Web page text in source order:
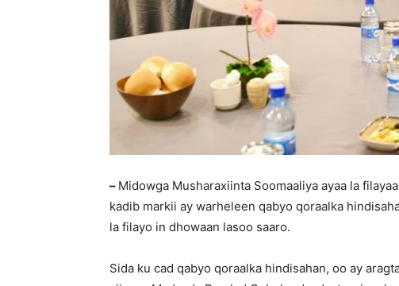
– Midowga Musharaxiinta Soomaaliya ayaa la
kadib markii ay warheleen qabyo qoraalka
la filayo in dhowaan lasoo saaro.
Sida ku cad qabyo qoraalka hindisahan, oo ay